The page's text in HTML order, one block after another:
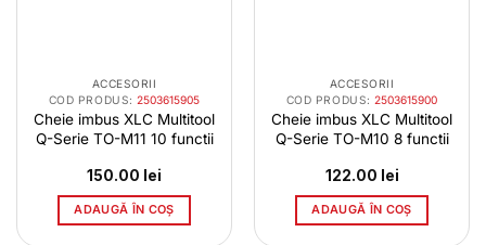
ACCESORII
COD PRODUS:2503615905
Cheie imbus XLC Multitool
Q-Serie TO-M11 10 functii
150.00 lei
ADAUGĂ ÎN COȘ
ACCESORII
COD PRODUS:2503615900
Cheie imbus XLC Multitool
Q-Serie TO-M10 8 functii
122.00 lei
ADAUGĂ ÎN COȘ